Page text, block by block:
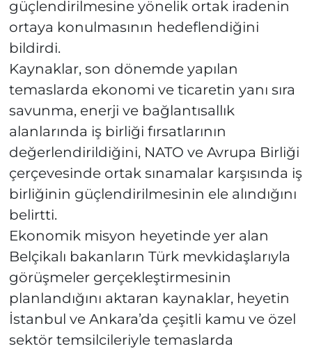
güçlendirilmesine yönelik ortak iradenin
ortaya konulmasının hedeflendiğini
bildirdi.
Kaynaklar, son dönemde yapılan
temaslarda ekonomi ve ticaretin yanı sıra
savunma, enerji ve bağlantısallık
alanlarında iş birliği fırsatlarının
değerlendirildiğini, NATO ve Avrupa Birliği
çerçevesinde ortak sınamalar karşısında iş
birliğinin güçlendirilmesinin ele alındığını
belirtti.
Ekonomik misyon heyetinde yer alan
Belçikalı bakanların Türk mevkidaşlarıyla
görüşmeler gerçekleştirmesinin
planlandığını aktaran kaynaklar, heyetin
İstanbul ve Ankara’da çeşitli kamu ve özel
sektör temsilcileriyle temaslarda